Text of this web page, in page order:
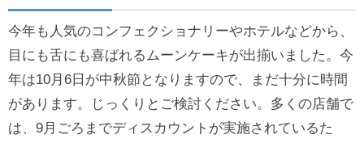
今年も人気のコンフェクショナリーやホテルなどから、
目にも舌にも喜ばれるムーンケーキが出揃いました。今
年は10月6日が中秋節となりますので、まだ十分に時間
があります。じっくりとご検討ください。多くの店舗で
は、9月ごろまでディスカウントが実施されているた